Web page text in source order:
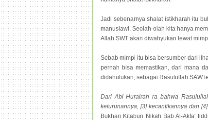
Jadi sebenarnya shalat istikharah itu
manusiawi. Seolah-olah kita hanya
Allah SWT akan diwahyukan lewat
Sebab mimpi itu bisa bersumber dari
pernah bisa memastikan, dari mana
didahulukan, sebagai Rasulullah SAW
Dari Abi Hurairah ra bahwa
keturunannya, [3] kecantikannya dan
Bukhari Kitabun Nikah Bab Al-Akfa'